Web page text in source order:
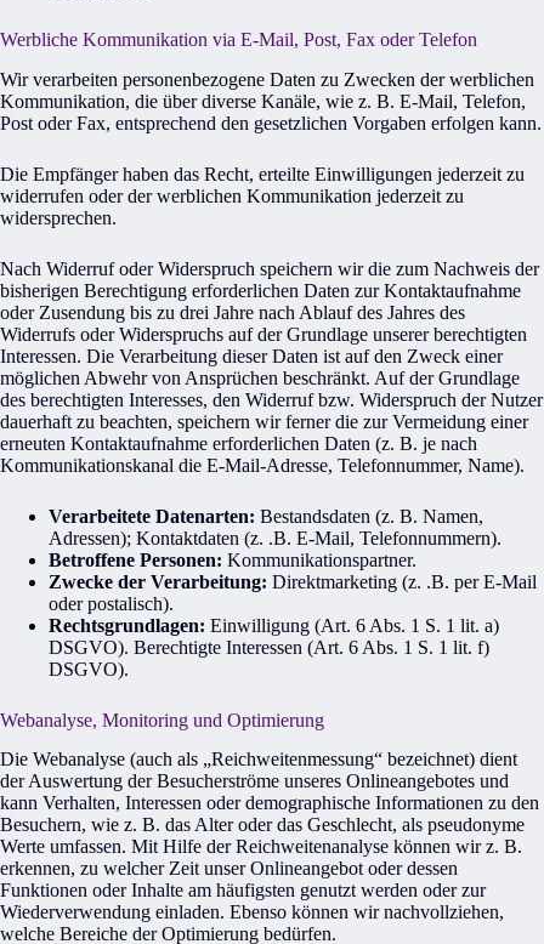
Werbliche Kommunikation via E-Mail, Post, Fax oder Telefon
Wir verarbeiten personenbezogene Daten zu Zwecken der werblichen
Kommunikation, die über diverse Kanäle, wie z. B. E-Mail, Telefon,
Post oder Fax, entsprechend den gesetzlichen Vorgaben erfolgen kann.
Die Empfänger haben das Recht, erteilte Einwilligungen jederzeit zu
widerrufen oder der werblichen Kommunikation jederzeit zu
widersprechen.
Nach Widerruf oder Widerspruch speichern wir die zum Nachweis der
bisherigen Berechtigung erforderlichen Daten zur Kontaktaufnahme
oder Zusendung bis zu drei Jahre nach Ablauf des Jahres des
Widerrufs oder Widerspruchs auf der Grundlage unserer berechtigten
Interessen. Die Verarbeitung dieser Daten ist auf den Zweck einer
möglichen Abwehr von Ansprüchen beschränkt. Auf der Grundlage
des berechtigten Interesses, den Widerruf bzw. Widerspruch der Nutzer
dauerhaft zu beachten, speichern wir ferner die zur Vermeidung einer
erneuten Kontaktaufnahme erforderlichen Daten (z. B. je nach
Kommunikationskanal die E-Mail-Adresse, Telefonnummer, Name).
Verarbeitete Datenarten: Bestandsdaten (z. B. Namen,
Adressen); Kontaktdaten (z. .B. E-Mail, Telefonnummern).
Betroffene Personen: Kommunikationspartner.
Zwecke der Verarbeitung: Direktmarketing (z. .B. per E-Mail
oder postalisch).
Rechtsgrundlagen: Einwilligung (Art. 6 Abs. 1 S. 1 lit. a)
DSGVO). Berechtigte Interessen (Art. 6 Abs. 1 S. 1 lit. f)
DSGVO).
Webanalyse, Monitoring und Optimierung
Die Webanalyse (auch als „Reichweitenmessung“ bezeichnet) dient
der Auswertung der Besucherströme unseres Onlineangebotes und
kann Verhalten, Interessen oder demographische Informationen zu den
Besuchern, wie z. B. das Alter oder das Geschlecht, als pseudonyme
Werte umfassen. Mit Hilfe der Reichweitenanalyse können wir z. B.
erkennen, zu welcher Zeit unser Onlineangebot oder dessen
Funktionen oder Inhalte am häufigsten genutzt werden oder zur
Wiederverwendung einladen. Ebenso können wir nachvollziehen,
welche Bereiche der Optimierung bedürfen.